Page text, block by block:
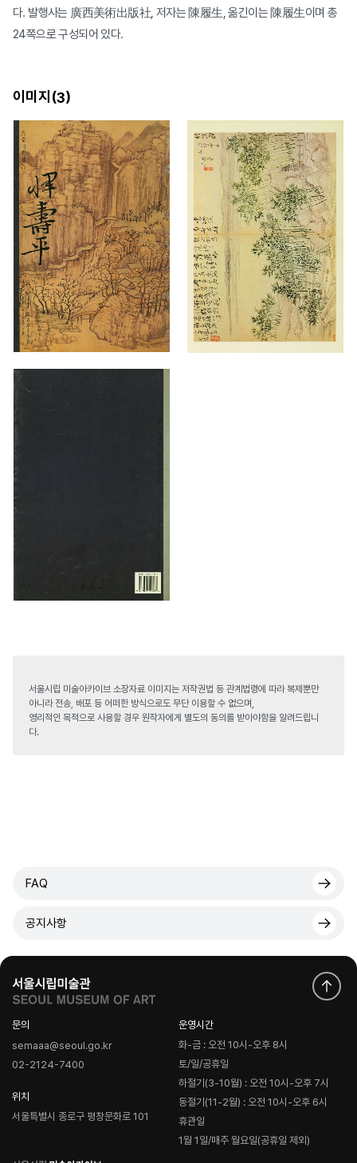
다. 발행사는 廣西美術出版社, 저자는 陳履生, 옮긴이는 陳履生이며 총
24쪽으로 구성되어 있다.
이미지(3)
서울시립 미술아카이브 소장자료 이미지는 저작권법 등 관계법령에 따라 복제뿐만
아니라 전송, 배포 등 어떠한 방식으로도 무단 이용할 수 없으며,
영리적인 목적으로 사용할 경우 원작자에게 별도의 동의를 받아야함을 알려드립니
다.
FAQ
공지사항
문의
semaaa@seoul.go.kr
02-2124-7400
위치
서울특별시 종로구 평창문화로 101
운영시간
화-금 : 오전 10시-오후 8시
토/일/공휴일
하절기(3-10월) : 오전 10시-오후 7시
동절기(11-2월) : 오전 10시-오후 6시
휴관일
1월 1일/매주 월요일(공휴일 제외)
로